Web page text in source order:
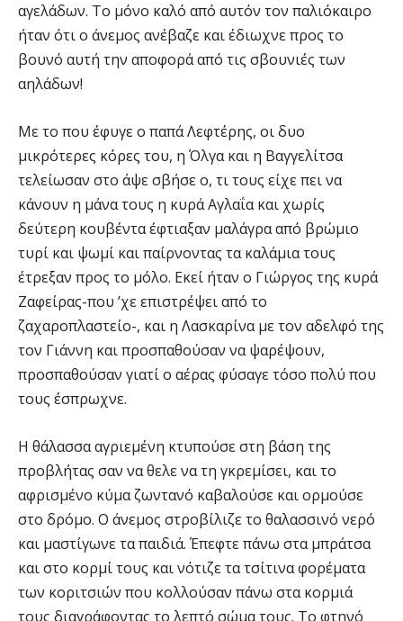
αγελάδων. Το μόνο καλό από αυτόν τον παλιόκαιρο
ήταν ότι ο άνεμος ανέβαζε και έδιωχνε προς το
βουνό αυτή την αποφορά από τις σβουνιές των
αηλάδων!
Με το που έφυγε ο παπά Λεφτέρης, οι δυο
μικρότερες κόρες του, η Όλγα και η Βαγγελίτσα
τελείωσαν στο άψε σβήσε ο, τι τους είχε πει να
κάνουν η μάνα τους η κυρά Αγλαΐα και χωρίς
δεύτερη κουβέντα έφτιαξαν μαλάγρα από βρώμιο
τυρί και ψωμί και παίρνοντας τα καλάμια τους
έτρεξαν προς το μόλο. Εκεί ήταν ο Γιώργος της κυρά
Ζαφείρας-που ’χε επιστρέψει από το
ζαχαροπλαστείο-, και η Λασκαρίνα με τον αδελφό της
τον Γιάννη και προσπαθούσαν να ψαρέψουν,
προσπαθούσαν γιατί ο αέρας φύσαγε τόσο πολύ που
τους έσπρωχνε.
Η θάλασσα αγριεμένη κτυπούσε στη βάση της
προβλήτας σαν να θελε να τη γκρεμίσει, και το
αφρισμένο κύμα ζωντανό καβαλούσε και ορμούσε
στο δρόμο. Ο άνεμος στροβίλιζε το θαλασσινό νερό
και μαστίγωνε τα παιδιά. Έπεφτε πάνω στα μπράτσα
και στο κορμί τους και νότιζε τα τσίτινα φορέματα
των κοριτσιών που κολλούσαν πάνω στα κορμιά
τους διαγράφοντας το λεπτό σώμα τους. Το φτηνό